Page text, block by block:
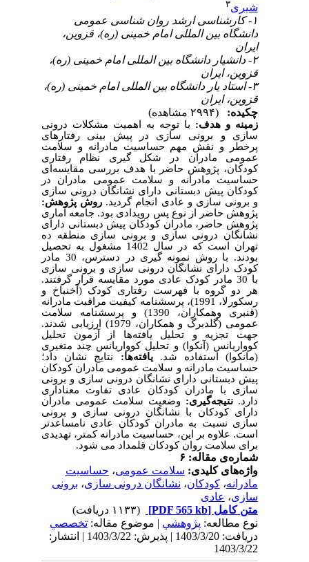
شیری
۱- کارشناسی ارشد روان شناسی عمومی
دانشگاه بین المللی امام خمینی (ره)، قزوین،
ایران
۲- دانشیار دانشگاه بین المللی امام خمینی (ره)،
قزوین، ایران
۳- استاد یار دانشگاه بین المللی امام خمینی (ره)،
قزوین، ایران
چکیده:
زمینه و هدف:با توجه به اهمیت مشکلات درونی
سازی و برونی سازی در پیش بینی رفتارهای
پرخطر و نقش مهم حساسیت مادرانه و سلامت
عمومی مادران در شکل گیری نظام رفتاری
کودکان، پژوهش حاضر با هدف بررسی مقایسه‌ای
حساسیت مادرانه و سلامت عمومی مادران در
کودکان پیش دبستانی دارای نشانگان درونی سازی
و برونی سازی و عادی انجام گردید.روش پژوهش:
پژوهش حاضر از نوع پس رویدادی بود. جامعه آماری
پژوهش حاضر، مادران کودکان پیش دبستانی دارای
نشانگان درونی سازی و برونی سازی منطقه ده
تهران است که در سال 1402 مشغول به تحصیل
بودند. با روش نمونه گیری در دسترس، 30 مادر
کودک دارای نشانگان درونی سازی و برونی سازی
با 30 مادر کودک عادی مورد مقایسه قرار گرفتند.
هر دو گروه با فهرست رفتاری کودک (آخنباخ و
رسکورلا، 1991)، پرسشنامه کیفیت مراقبت مادرانه
(قنبری وهمکاران، 1390) و پرسشنامه سلامت
عمومی (گلدبرگ و همکاران، 1979) ارزیابی شدند.
جهت تجزیه و تحلیل یافته‌ها از آزمون تحلیل
کوواریانس (آنکوا) و تحلیل کوواریانس چند متغیری
(مانکوا) استفاده شد.یافته‌ها:نتایج نشان داد؛
حساسیت مادرانه و سلامت عمومی مادران کودکان
پیش دبستانی دارای نشانگان درونی سازی و برونی
سازی با مادران کودکان عادی تفاوت معناداری
دارد.نتیجه‌گیری:وضعیت سلامت عمومی مادران
دارای کودکان با نشانگان درونی سازی و برونی
سازی نسبت به مادران کودکان عادی نامساعدتر
است. علاوه بر این، حساسیت مادرانه کمتر، تهدیدی
برای سلامت روان کودکان قلمداد می شود.
شماره‌ی مقاله: ۶
واژه‌های کلیدی:سلامت عمومی،حساسیت
مادرانه،کودکان،نشانگان درونی سازی،برونی
سازی،عادی
متن کامل[PDF 565 kb]
نوع مطالعه:پژوهشي| موضوع مقاله:تخصصي
دریافت: 1403/3/20 | پذیرش: 1403/3/22 | انتشار:
1403/3/22